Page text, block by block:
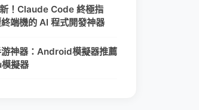
！Claude Code 終極指
端機的 AI 程式開發神器
游神器：Android模擬器推薦
模擬器